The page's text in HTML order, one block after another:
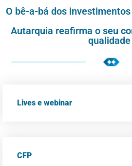
O bê-a-bá dos
Autarquia reafirma o seu
qualidade
Lives e webinar
CFP